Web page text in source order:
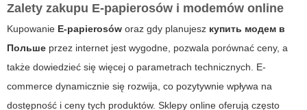
Zalety zakupu E-papierosów i modemów online
Kupowanie E-papierosów oraz gdy planujesz купить модем в
Польше przez internet jest wygodne, pozwala porównać ceny, a
także dowiedzieć się więcej o parametrach technicznych. E-
commerce dynamicznie się rozwija, co pozytywnie wpływa na
dostępność i ceny tych produktów. Sklepy online oferują często